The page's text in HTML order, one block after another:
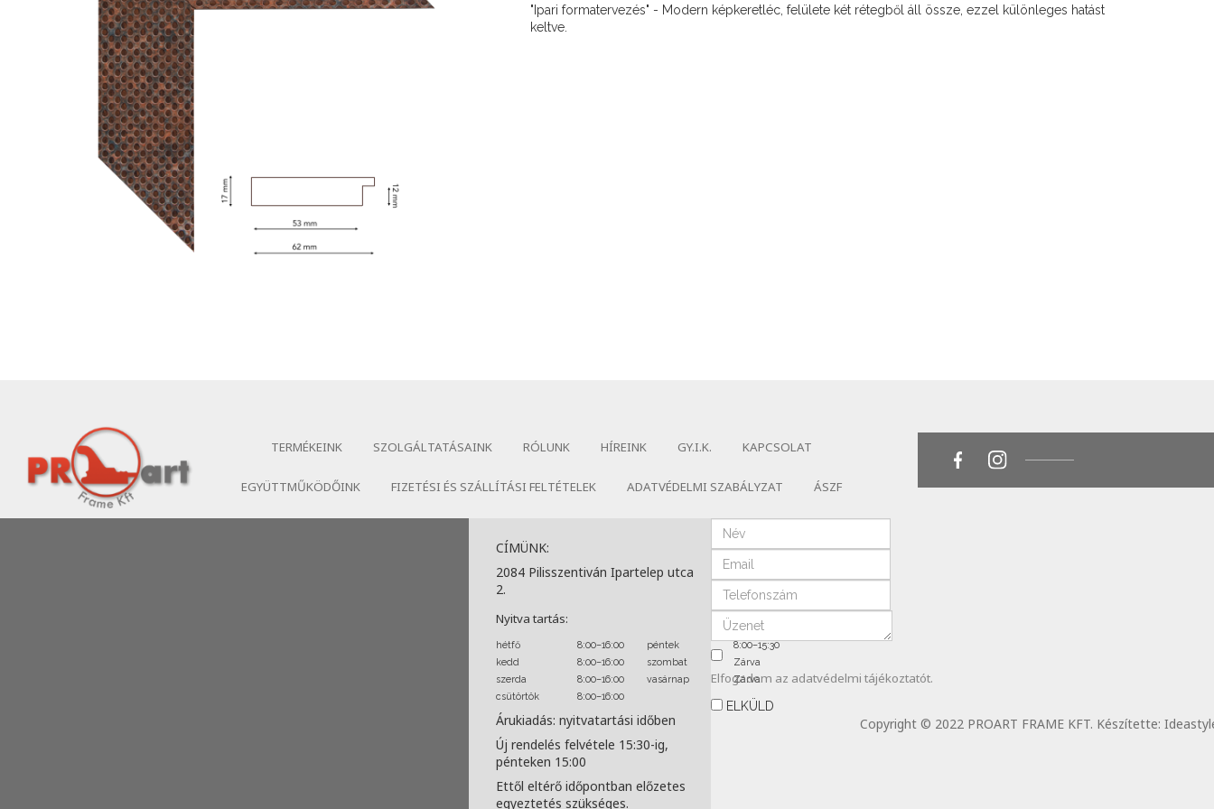
"Ipari formatervezés" - Modern képkeretléc, felülete két rétegből áll össze, ezzel különleges hatást
keltve.
TERMÉKEINK SZOLGÁLTATÁSAINK RÓLUNK HÍREINK GY.I.K. KAPCSOLAT
EGYÜTTMŰKÖDŐINK FIZETÉSI ÉS SZÁLLÍTÁSI FELTÉTELEK ADATVÉDELMI SZABÁLYZAT ÁSZF
CÍMÜNK:
2084 Pilisszentiván Ipartelep utca
2.
Nyitva tartás:
hétfő 8:00–16:00 péntek
8:00–15:30
kedd
8:00–16:00 szombat
Zárva
szerda
8:00–16:00 vasárnap
Zárva
csütörtök
8:00–16:00
Árukiadás: nyitvatartási időben
Új rendelés felvétele 15:30-ig,
pénteken 15:00
Ettől eltérő időpontban előzetes
egyeztetés szükséges.
Elfogadom az adatvédelmi tájékoztatót.
ELKÜLD
Copyright © 2022 PROART FRAME KFT. Készítette: